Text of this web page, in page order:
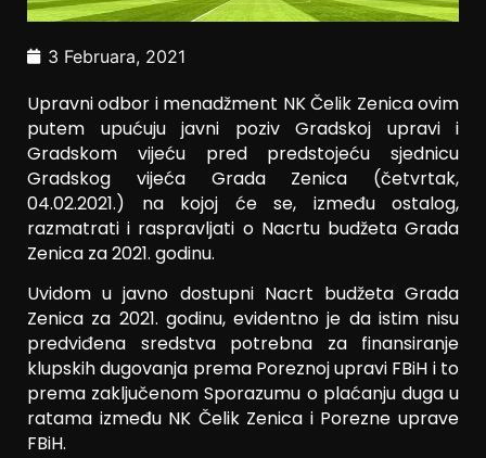
3 Februara, 2021
Upravni odbor i menadžment NK Čelik Zenica ovim
putem upućuju javni poziv Gradskoj upravi i
Gradskom vijeću pred predstojeću sjednicu
Gradskog vijeća Grada Zenica (četvrtak,
04.02.2021.) na kojoj će se, između ostalog,
razmatrati i raspravljati o Nacrtu budžeta Grada
Zenica za 2021. godinu.
Uvidom u javno dostupni Nacrt budžeta Grada
Zenica za 2021. godinu, evidentno je da istim nisu
predviđena sredstva potrebna za finansiranje
klupskih dugovanja prema Poreznoj upravi FBiH i to
prema zaključenom Sporazumu o plaćanju duga u
ratama između NK Čelik Zenica i Porezne uprave
FBiH.